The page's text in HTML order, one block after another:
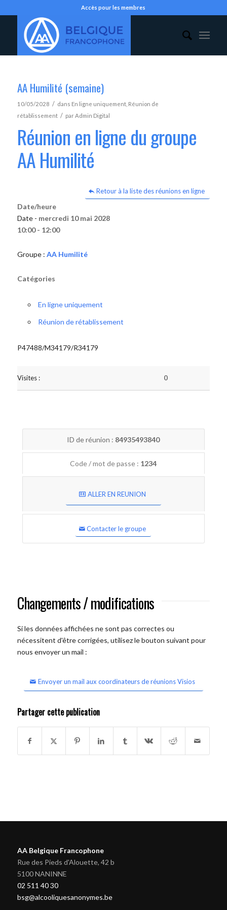
Accès pour les membres
AA Humilité (semaine)
10/05/2028 / dans En ligne uniquement, Réunion de
rétablissement / parAdmin Digital
Réunion en ligne du groupe
AA Humilité
Retour à la liste des réunions en ligne
Date/heure
Date - mercredi 10 mai 2028
10:00 - 12:00
Groupe : AA Humilité
Catégories
En ligne uniquement
Réunion de rétablissement
P47488/M34179/R34179
Visites : 0
ID de réunion : 84935493840
Code / mot de passe : 1234
ALLER EN REUNION
Contacter le groupe
Changements / modifications
Si les données affichées ne sont pas correctes ou
nécessitent d'être corrigées, utilisez le bouton suivant pour
nous envoyer un mail :
Envoyer un mail aux coordinateurs de réunions Visios
Partager cette publication
AA Belgique Francophone
Rue des Pieds d'Alouette, 42 b
5100 NANINNE
02 511 40 30
bsg@alcooliquesanonymes.be